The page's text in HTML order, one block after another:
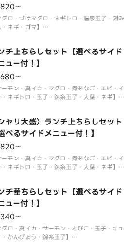
ドメニューは下記よりお選びください。
〜
グロ・づけマグロ・ネギトロ・温泉玉子・刻み
ネギ・ゴマ】
年始・お盆期間中はランチの販売をお休みさ
いただく場合がございます。
ドメニューは下記よりお選びください。
チ上ちらしセット【選べるサイド
ュー付！】
〜
ーモン・真イカ・マグロ・煮あなご・エビ・イ
ネギトロ・玉子・錦糸玉子・大葉・ネギ】
末年始・お盆期間中はランチの販売をお休みさ
いただく場合がございます。
ドメニュー
ャリ大盛〉ランチ上ちらしセット
べるサイドメニュー付！】
〜
ーモン・真イカ・マグロ・煮あなご・エビ・イ
ネギトロ・玉子・錦糸玉子・大葉・ネギ】
年始・お盆期間中はランチの販売をお休みさ
いただく場合がございます。
ドメニュー
チ華ちらしセット【選べるサイド
ュー付！】
〜
グロ・真イカ・サーモン・とびこ・玉子・キュ
・かんぴょう・錦糸玉子】